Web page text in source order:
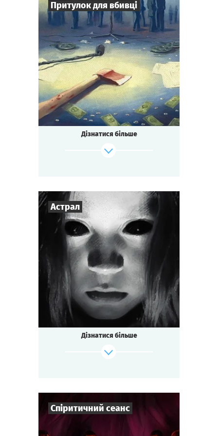
Зіграти Дивитися сценарій
Притулок для вбивці
Гравців 7-16
Час гри 2-3 год.
Детектив
Тип квесту Квесторія
Засніжений гірський готель.
Зйомки голлівудського блокбастеру.
Режисера знайшли мертвим.
Може ти щось бачив?Дізнатися більше
Астрал
Гравців -7
1-1,5 год.
Тематика Містика
Тип квесту Міні-квесторія
Дізнатися більше
Спіритичний сеанс